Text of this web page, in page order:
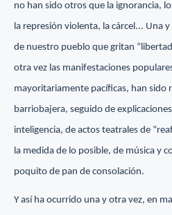
no han sido otros que la ignorancia,
la represión violenta, la cárcel... Una
de nuestro pueblo que gritan
otra vez las manifestaciones
mayoritariamente pacíficas, han sido
barriobajera, seguido de
inteligencia, de actos teatrales de
la medida de lo posible, de música y
poquito de pan de consolación.
Y así ha ocurrido una y otra vez, en